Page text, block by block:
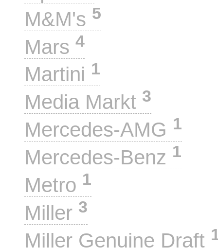
M&M's 5
Mars 4
Martini 1
Media Markt 3
Mercedes-AMG 1
Mercedes-Benz 1
Metro 1
Miller 3
Miller Genuine Draft